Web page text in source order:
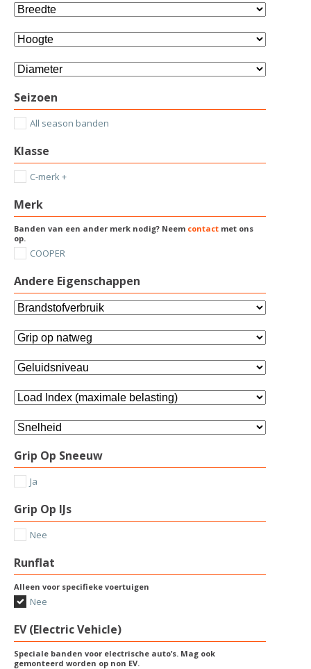
Seizoen
All season banden
Klasse
C-merk +
Merk
Banden van een ander merk nodig? Neem contact met ons
op.
COOPER
Andere Eigenschappen
Grip Op Sneeuw
Ja
Grip Op IJs
Nee
Runflat
Alleen voor specifieke voertuigen
Nee
EV (Electric Vehicle)
Speciale banden voor electrische auto’s. Mag ook
gemonteerd worden op non EV.